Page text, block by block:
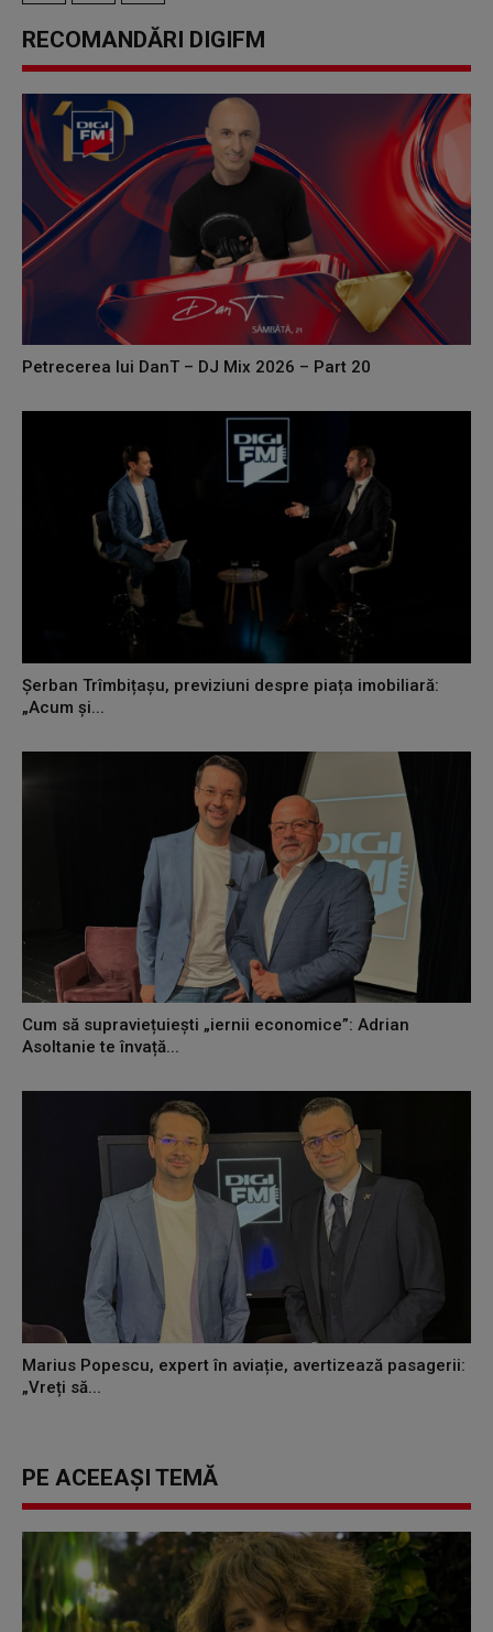
RECOMANDĂRI DIGIFM
Petrecerea lui DanT – DJ Mix 2026 – Part 20
Șerban Trîmbițașu, previziuni despre piața imobiliară:
„Acum și...
Cum să supraviețuiești „iernii economice”: Adrian
Asoltanie te învață...
Marius Popescu, expert în aviație, avertizează pasagerii:
„Vreți să...
PE ACEEAȘI TEMĂ